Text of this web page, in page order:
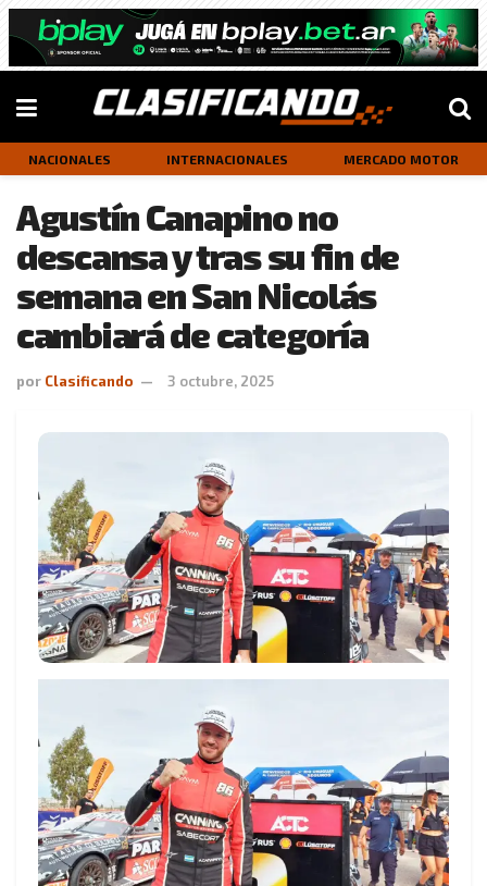
NACIONALES INTERNACIONALES MERCADO MOTOR
Agustín Canapino no
descansa y tras su fin de
semana en San Nicolás
cambiará de categoría
por Clasificando 3 octubre, 2025